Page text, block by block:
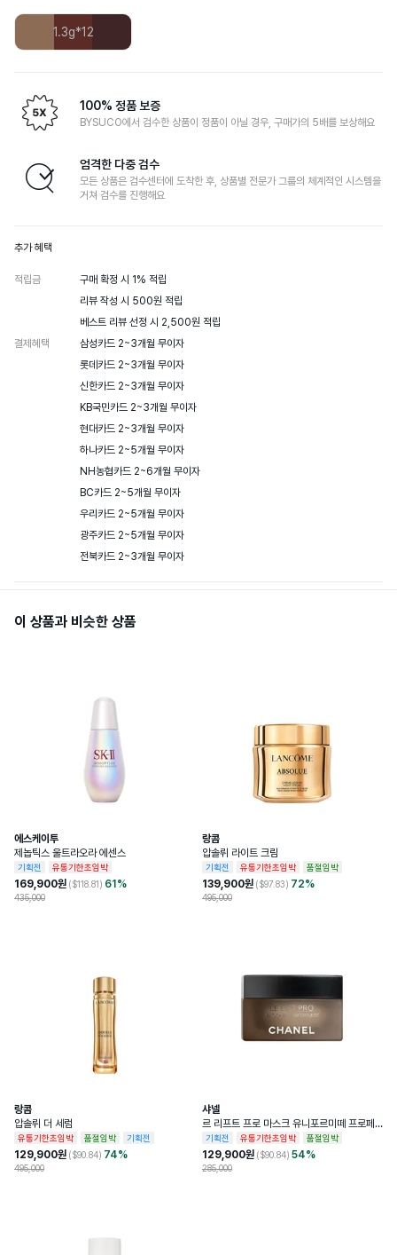
1.3g*12
100% 정품 보증
BYSUCO에서 검수한 상품이 정품이 아닐 경우, 구매가의 5배를 보상해요
엄격한 다중 검수
모든 상품은 검수센터에 도착한 후, 상품별 전문가 그룹의 체계적인 시스템을
거쳐 검수를 진행해요
추가 혜택
적립금
구매 확정 시 1% 적립
리뷰 작성 시 500원 적립
베스트 리뷰 선정 시 2,500원 적립
결제혜택
삼성카드 2~3개월 무이자
롯데카드 2~3개월 무이자
신한카드 2~3개월 무이자
KB국민카드 2~3개월 무이자
현대카드 2~3개월 무이자
하나카드 2~5개월 무이자
NH농협카드 2~6개월 무이자
BC카드 2~5개월 무이자
우리카드 2~5개월 무이자
광주카드 2~5개월 무이자
전북카드 2~3개월 무이자
이 상품과 비슷한 상품
에스케이투
제놉틱스 울트라오라 에센스
기획전 유통기한초임박
169,900원 ($118.81) 61 %
435,000
랑콤
압솔뤼 라이트 크림
기획전 유통기한초임박 품절임박
139,900원 ($97.83) 72%
495,000
랑콤
압솔뤼 더 세럼
유통기한초임박 품절임박 기획전
129,900원 ($90.84) 74%
495,000
샤넬
르 리프트 프로 마스크 유니포르미떼 프로페
셔널 리프팅 마스크
기획전 유통기한초임박 품절임박
129,900원 ($90.84) 54%
285,000